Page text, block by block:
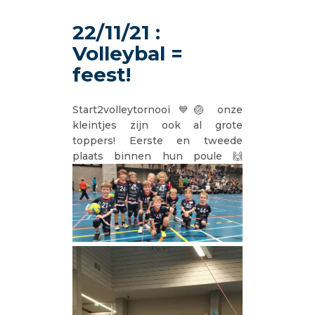
22/11/21 :
Volleybal =
feest!
Start2volleytornooi 💙🏐 onze
kleintjes zijn ook al grote
toppers! Eerste en tweede
plaats binnen hun poule 🙌